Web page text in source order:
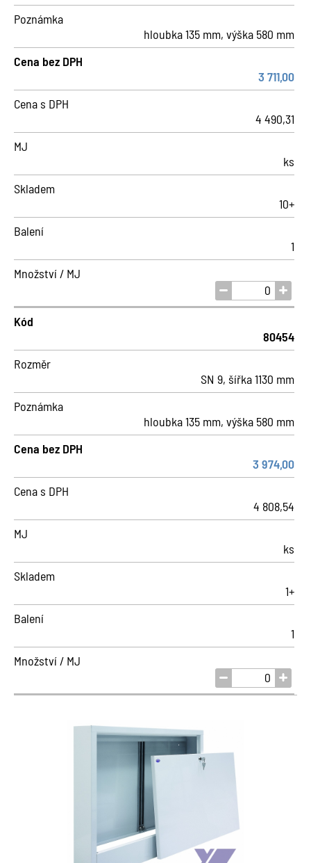
Poznámka
hloubka 135 mm, výška 580 mm
Cena bez DPH
3 711,00
Cena s DPH
4 490,31
MJ
ks
Skladem
10+
Balení
1
Množství / MJ
Kód
80454
Rozměr
SN 9, šířka 1130 mm
Poznámka
hloubka 135 mm, výška 580 mm
Cena bez DPH
3 974,00
Cena s DPH
4 808,54
MJ
ks
Skladem
1+
Balení
1
Množství / MJ